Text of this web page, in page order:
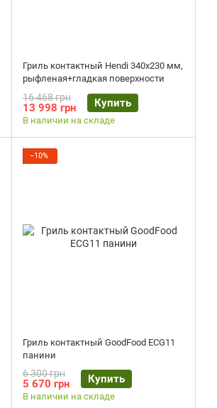
Гриль контактный Hendi 340х230 мм,
рыфленая+гладкая поверхности
16 468 грн
13 998 грн Купить
В наличии на складе
−10%
Гриль контактный GoodFood ECG11
панини
6 300 грн
5 670 грн Купить
В наличии на складе